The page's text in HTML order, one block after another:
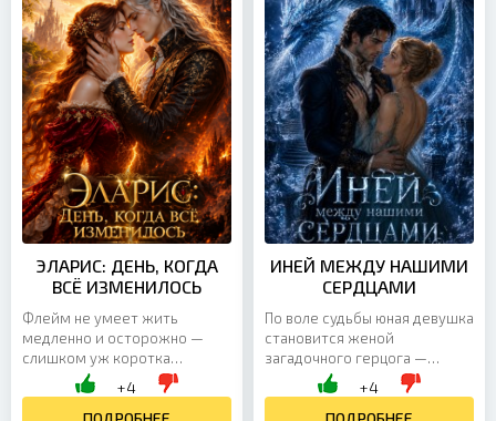
ЭЛАРИС: ДЕНЬ, КОГДА
ВСЁ ИЗМЕНИЛОСЬ
Флейм не умеет жить
медленно и осторожно —
слишком уж коротка
человеческая жизнь, чтобы
тратить её на бесконечные
+4
ИНЕЙ МЕЖДУ НАШИМИ
СЕРДЦАМИ
По воле судьбы юная девушка
становится женой
загадочного герцога —
холодного, властного и
скрытного мужчины, рядом с
+4